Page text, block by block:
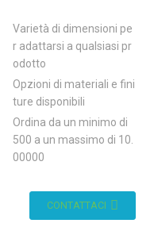
Varietà di dimensioni pe
r adattarsi a qualsiasi pr
odotto
Opzioni di materiali e fini
ture disponibili
Ordina da un minimo di
500 a un massimo di 10.
00000
CONTATTACI